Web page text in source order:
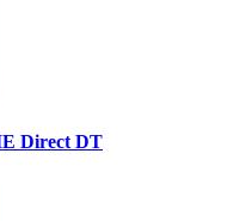
Direct DT